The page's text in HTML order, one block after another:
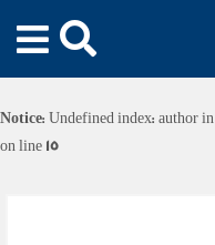
Notice: Undefined index: author in
on line 15